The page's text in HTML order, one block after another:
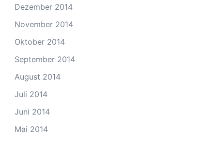
Dezember 2014
November 2014
Oktober 2014
September 2014
August 2014
Juli 2014
Juni 2014
Mai 2014